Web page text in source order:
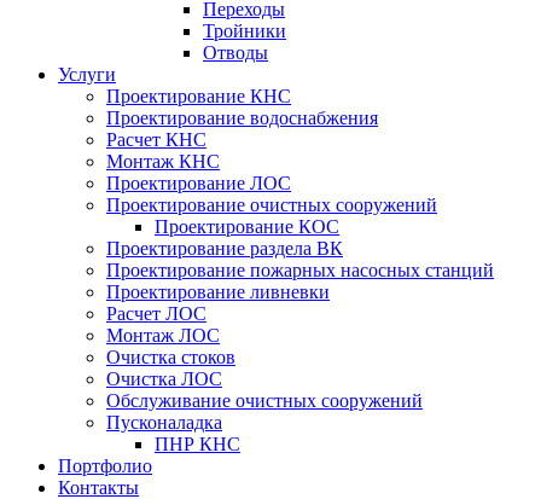
Переходы
Тройники
Отводы
Услуги
Проектирование КНС
Проектирование водоснабжения
Расчет КНС
Монтаж КНС
Проектирование ЛОС
Проектирование очистных сооружений
Проектирование КОС
Проектирование раздела ВК
Проектирование пожарных насосных станций
Проектирование ливневки
Расчет ЛОС
Монтаж ЛОС
Очистка стоков
Очистка ЛОС
Обслуживание очистных сооружений
Пусконаладка
ПНР КНС
Портфолио
Контакты